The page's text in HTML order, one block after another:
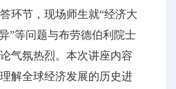
环节，现场师生就“经济大
”等问题与布劳德伯利院士
气氛热烈。本次讲座内容
解全球经济发展的历史进